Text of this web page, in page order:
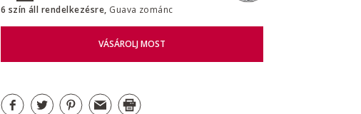
6 szín áll rendelkezésre, Guava zománc
VÁSÁROLJ MOST